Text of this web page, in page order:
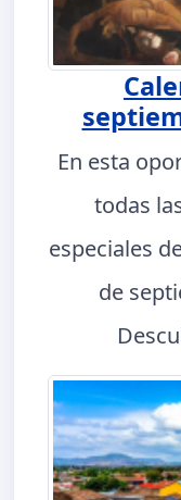
En esta
todas
especiales
de